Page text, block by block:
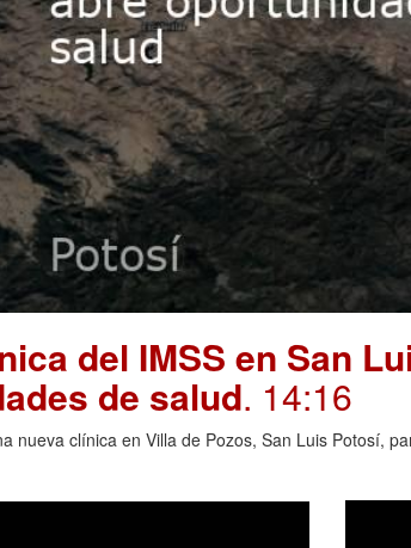
del IMSS en San
de salud. 14:16
nueva clínica en Villa de Pozos, San Luis Potosí,